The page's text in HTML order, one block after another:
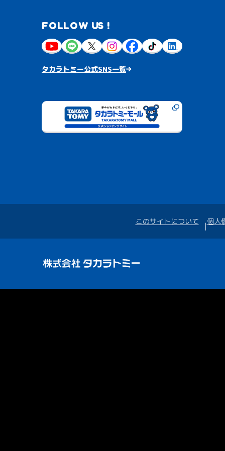
FOLLOW US !
タカラトミー公式SNS一覧
このサイトについて 個人